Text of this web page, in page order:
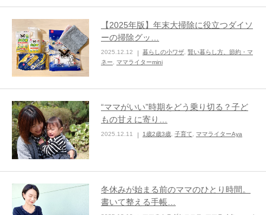
【2025年版】年末大掃除に役立つダイソ
ーの掃除グッ…
2025.12.12 暮らしの小ワザ 賢い暮らし方、節約・マ
ネー
ママライターmini
“ママがいい”時期をどう乗り切る？子ど
もの甘えに寄り…
2025.12.11 1歳2歳3歳 子育て ママライターAya
冬休みが始まる前のママのひとり時間。
書いて整える手帳…